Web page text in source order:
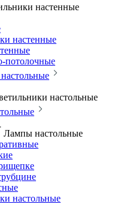
настенные
настенные
потолочные
настольные
Лампы настольные
настольные